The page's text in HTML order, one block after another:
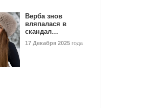
Верба знов
вляпалася в
скандал…
17 Декабря 2025 года